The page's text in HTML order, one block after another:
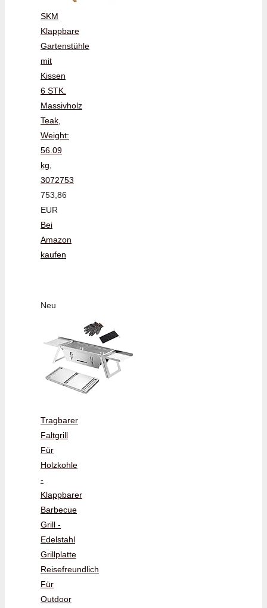
SKM
Klappbare
Gartenstühle
mit
Kissen
6 STK.
Massivholz
Teak,
Weight:
56.09
kg,
3072753
753,86
EUR
Bei
Amazon
kaufen
Neu
Tragbarer
Faltgrill
Für
Holzkohle
-
Klappbarer
Barbecue
Grill -
Edelstahl
Grillplatte
Reisefreundlich
Für
Outdoor